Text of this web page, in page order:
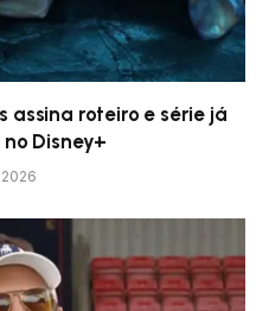
assina roteiro e série já
Disney+